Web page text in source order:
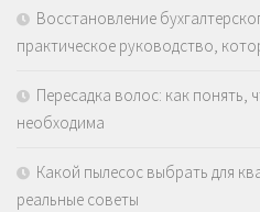
Восстановление
практическое руководство,
Пересадка волос: как понять,
необходима
Какой пылесос выбрать для
реальные советы